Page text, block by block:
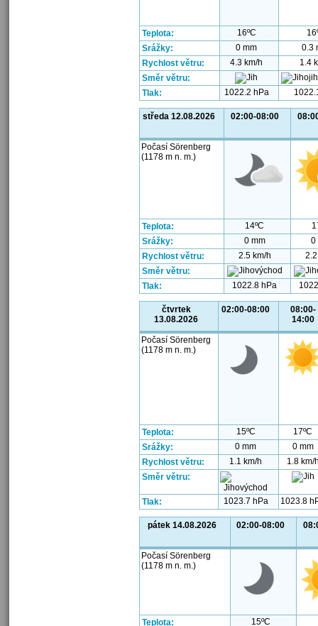
Teplota: 16ºC
Srážky:
0 mm
0.3
Rychlost větru:
4.3 km/h
1.4
Směr větru:
Tlak:
1022.2 hPa
středa 12.08.2026 02:00-08:00
Počasí Sörenberg
(1178 m n. m.)
Teplota: 14ºC
Srážky:
0 mm
0
Rychlost větru:
2.5 km/h
Směr větru:
Tlak:
1022.8 hPa
čtvrtek
13.08.2026
02:00-08:00
08:00-
14:00
Počasí Sörenberg
(1178 m n. m.)
Teplota: 15ºC
17ºC
Srážky:
0 mm
0 mm
Rychlost větru:
1.1 km/h
1.8 km/
Směr větru:
Tlak: 1023.7 hPa 1023.8
pátek 14.08.2026 02:00-08:00
Počasí Sörenberg
(1178 m n. m.)
Teplota: 15ºC